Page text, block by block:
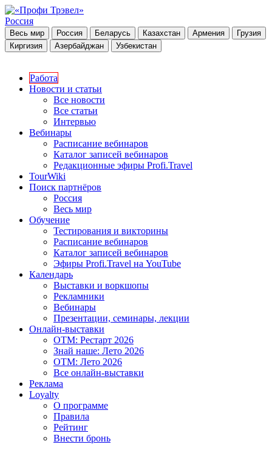
Россия
Весь мир Россия Беларусь Казахстан Армения
Грузия
Киргизия
Азербайджан Узбекистан
Работа
Новости и статьи
Все новости
Все статьи
Интервью
Вебинары
Расписание вебинаров
Каталог записей вебинаров
Редакционные эфиры Profi.Travel
TourWiki
Поиск партнёров
Россия
Весь мир
Обучение
Тестирования и викторины
Расписание вебинаров
Каталог записей вебинаров
Эфиры Profi.Travel на YouTube
Календарь
Выставки и воркшопы
Рекламники
Вебинары
Презентации, семинары, лекции
Онлайн-выставки
OTM: Рестарт 2026
Знай наше: Лето 2026
OTM: Лето 2026
Все онлайн-выставки
Реклама
Loyalty
О программе
Правила
Рейтинг
Внести бронь